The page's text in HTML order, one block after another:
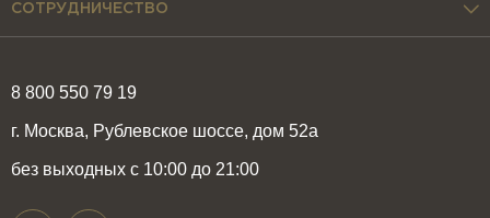
8 800 550 79 19
г. Москва, Рублевское шоссе, дом 52а
без выходных с 10:00 до 21:00
СОТРУДНИЧЕСТВО